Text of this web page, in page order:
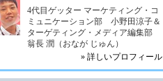
4代目ゲッター マーケティング・コ
ミュニケーション部 小野田涼子＆
ターゲティング・メディア編集部
翁長 潤（おなが じゅん）
» 詳しいプロフィール